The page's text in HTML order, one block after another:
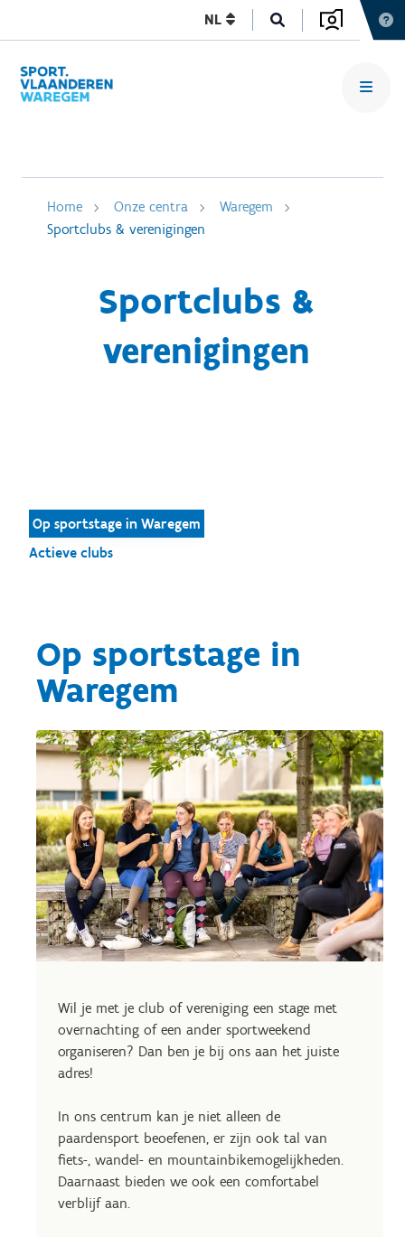
NL
Home Onze centra
Waregem
Sportclubs & verenigingen
Sportclubs &
verenigingen
Op sportstage in Waregem
Actieve clubs
Op sportstage in
Waregem
Wil je met je club of vereniging een stage met
overnachting of een ander sportweekend
organiseren? Dan ben je bij ons aan het juiste
adres!
In ons centrum kan je niet alleen de
paardensport beoefenen, er zijn ook tal van
fiets-, wandel- en mountainbikemogelijkheden.
Daarnaast bieden we ook een comfortabel
verblijf aan.